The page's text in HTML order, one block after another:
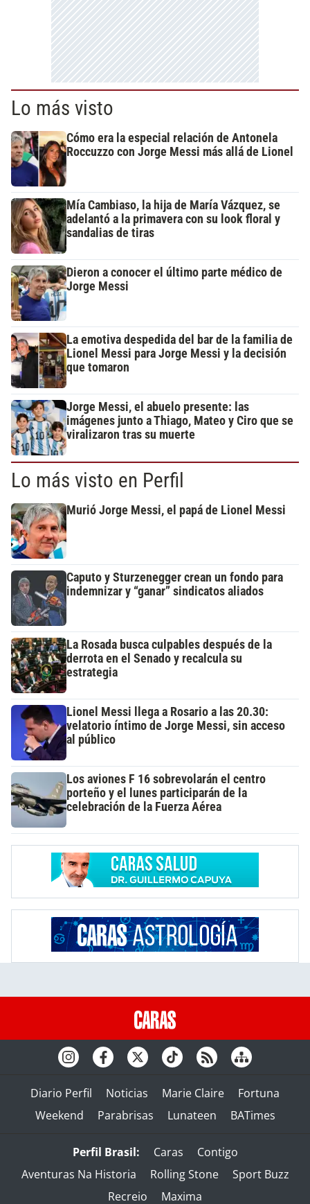
Lo más visto
Cómo era la especial relación de Antonela
Roccuzzo con Jorge Messi más allá de Lionel
Mía Cambiaso, la hija de María Vázquez, se
adelantó a la primavera con su look floral y
sandalias de tiras
Dieron a conocer el último parte médico de
Jorge Messi
La emotiva despedida del bar de la familia de
Lionel Messi para Jorge Messi y la decisión
que tomaron
Jorge Messi, el abuelo presente: las
imágenes junto a Thiago, Mateo y Ciro que se
viralizaron tras su muerte
Lo más visto en Perfil
Murió Jorge Messi, el papá de Lionel Messi
Caputo y Sturzenegger crean un fondo para
indemnizar y “ganar” sindicatos aliados
La Rosada busca culpables después de la
derrota en el Senado y recalcula su
estrategia
Lionel Messi llega a Rosario a las 20.30:
velatorio íntimo de Jorge Messi, sin acceso
al público
Los aviones F 16 sobrevolarán el centro
porteño y el lunes participarán de la
celebración de la Fuerza Aérea
Diario Perfil Noticias Marie Claire
Fortuna
Weekend
Parabrisas Lunateen BATimes
Perfil Brasil: Caras
Contigo
Aventuras Na Historia
Rolling Stone
Sport Buzz
Recreio
Maxima